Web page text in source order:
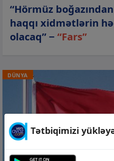
“Hörmüz
haqqı xidmətlərin
olacaq” − “Fars”
DÜNYA
Tətbiqimizi